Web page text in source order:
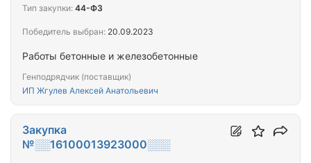
Работы бетонные и железобетонные
Генподрядчик (поставщик)
ИП Жгулев Алексей Анатольевич
Тип закупки: 44-ФЗ
Победитель выбран: 20.09.2023
Закупка
№░░16100013923000░░░